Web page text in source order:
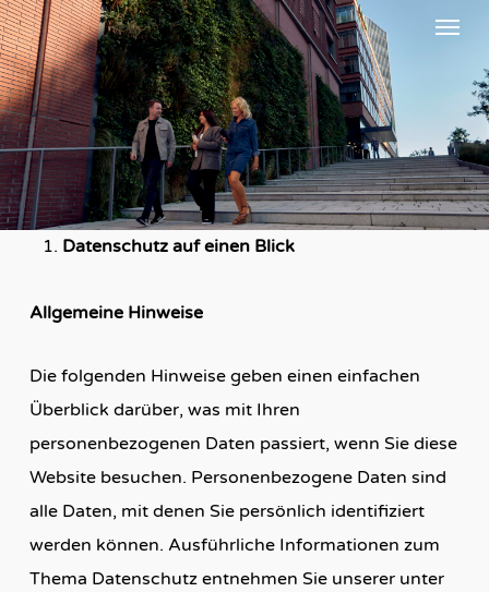
Skip
to
main
content
Menu
Datenschutz auf einen Blick
Allgemeine Hinweise
Die folgenden Hinweise geben einen einfachen
Überblick darüber, was mit Ihren
personenbezogenen Daten passiert, wenn Sie diese
Website besuchen. Personenbezogene Daten sind
alle Daten, mit denen Sie persönlich identifiziert
werden können. Ausführliche Informationen zum
Thema Datenschutz entnehmen Sie unserer unter